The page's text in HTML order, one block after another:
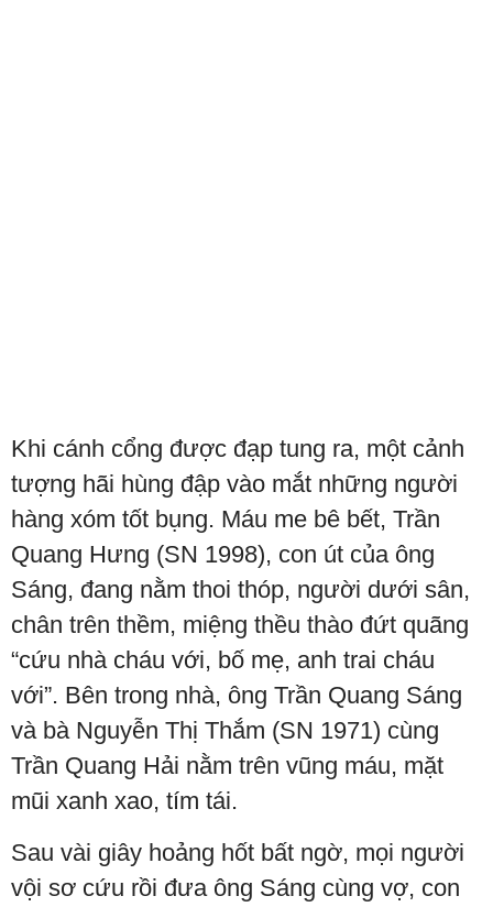
Khi cánh cổng được đạp tung ra, một cảnh
tượng hãi hùng đập vào mắt những người
hàng xóm tốt bụng. Máu me bê bết, Trần
Quang Hưng (SN 1998), con út của ông
Sáng, đang nằm thoi thóp, người dưới sân,
chân trên thềm, miệng thều thào đứt quãng
“cứu nhà cháu với, bố mẹ, anh trai cháu
với”. Bên trong nhà, ông Trần Quang Sáng
và bà Nguyễn Thị Thắm (SN 1971) cùng
Trần Quang Hải nằm trên vũng máu, mặt
mũi xanh xao, tím tái.
Sau vài giây hoảng hốt bất ngờ, mọi người
vội sơ cứu rồi đưa ông Sáng cùng vợ, con